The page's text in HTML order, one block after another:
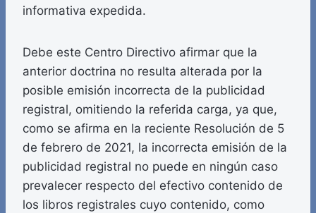
informativa expedida.
Debe este Centro Directivo afirmar que la
anterior doctrina no resulta alterada por la
posible emisión incorrecta de la publicidad
registral, omitiendo la referida carga, ya que,
como se afirma en la reciente Resolución de 5
de febrero de 2021, la incorrecta emisión de la
publicidad registral no puede en ningún caso
prevalecer respecto del efectivo contenido de
los libros registrales cuyo contenido, como